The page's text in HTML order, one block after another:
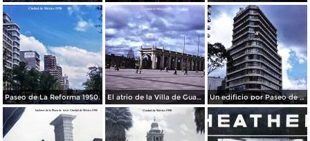
Paseo de La Reforma 1950. El atrio de la Villa de Guadalupe 1950. Un edificio por Paseo de La Reforma 1950